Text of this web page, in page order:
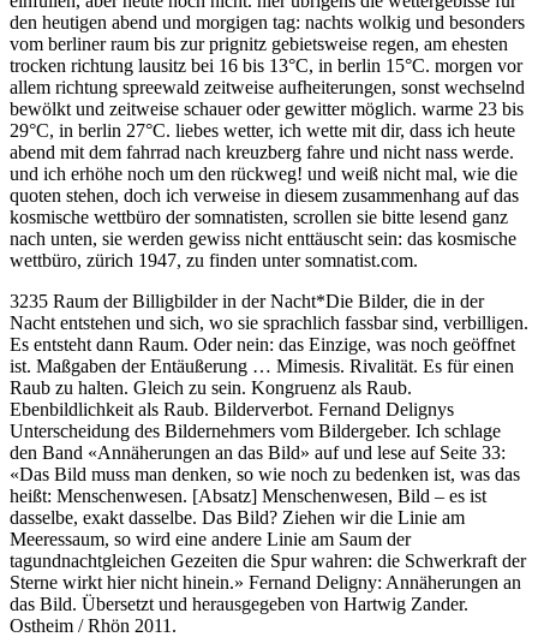
den heutigen abend und morgigen tag: nachts wolkig und besonders
vom berliner raum bis zur prignitz gebietsweise regen, am ehesten
trocken richtung lausitz bei 16 bis 13°C, in berlin 15°C. morgen vor
allem richtung spreewald zeitweise aufheiterungen, sonst wechselnd
bewölkt und zeitweise schauer oder gewitter möglich. warme 23 bis
29°C, in berlin 27°C. liebes wetter, ich wette mit dir, dass ich heute
abend mit dem fahrrad nach kreuzberg fahre und nicht nass werde.
und ich erhöhe noch um den rückweg! und weiß nicht mal, wie die
quoten stehen, doch ich verweise in diesem zusammenhang auf das
kosmische wettbüro der somnatisten, scrollen sie bitte lesend ganz
nach unten, sie werden gewiss nicht enttäuscht sein: das kosmische
wettbüro, zürich 1947, zu finden unter somnatist.com.
3235 Raum der Billigbilder in der Nacht*Die Bilder, die in der
Nacht entstehen und sich, wo sie sprachlich fassbar sind, verbilligen.
Es entsteht dann Raum. Oder nein: das Einzige, was noch geöffnet
ist. Maßgaben der Entäußerung … Mimesis. Rivalität. Es für einen
Raub zu halten. Gleich zu sein. Kongruenz als Raub.
Ebenbildlichkeit als Raub. Bilderverbot. Fernand Delignys
Unterscheidung des Bildernehmers vom Bildergeber. Ich schlage
den Band «Annäherungen an das Bild» auf und lese auf Seite 33:
«Das Bild muss man denken, so wie noch zu bedenken ist, was das
heißt: Menschenwesen. [Absatz] Menschenwesen, Bild – es ist
dasselbe, exakt dasselbe. Das Bild? Ziehen wir die Linie am
Meeressaum, so wird eine andere Linie am Saum der
tagundnachtgleichen Gezeiten die Spur wahren: die Schwerkraft der
Sterne wirkt hier nicht hinein.» Fernand Deligny: Annäherungen an
das Bild. Übersetzt und herausgegeben von Hartwig Zander.
Ostheim / Rhön 2011.